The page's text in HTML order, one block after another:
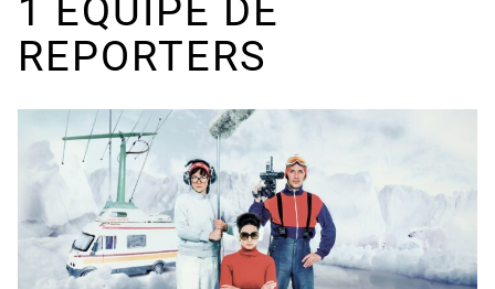
1 ÉQUIPE DE
REPORTERS